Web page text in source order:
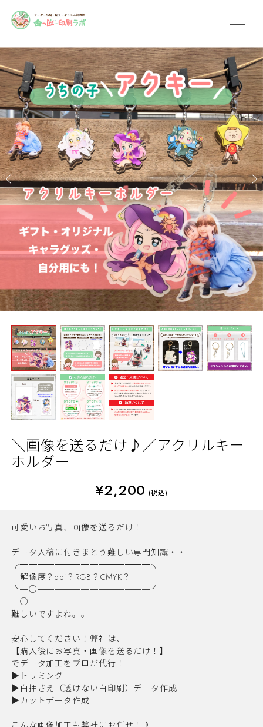
＼画像を送るだけ♪／アクリルキー
ホルダー
¥2,200 (税込)
可愛いお写真、画像を送るだけ！
データ入稿に付きまとう難しい専門知識・・
╭━━━━━━━━━━━━━━━╮
解像度？dpi？RGB？CMYK？
╰━○━━━━━━━━━━━━━╯
○
難しいですよね。。
安心してください！弊社は、
【購入後にお写真・画像を送るだけ！】
でデータ加工をプロが代行！
▶︎トリミング
▶︎白押さえ（透けない白印刷）データ作成
▶︎カットデータ作成